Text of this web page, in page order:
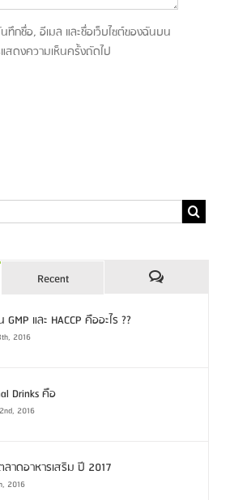
ทึกชื่อ, อีเมล และชื่อเว็บไซต์ของฉันบน
สดงความเห็นครั้งถัดไป
Recent
และ HACCP คืออะไร ??
2016
Drinks คือ
2016
ลาดอาหารเสริม ปี 2017
2016